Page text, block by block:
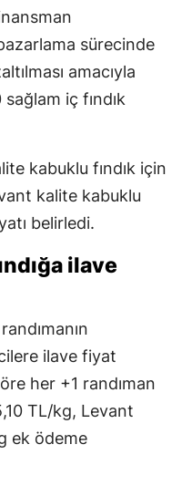
sürecinde
amacıyla
iç fındık
kabuklu fındık için
kalite kabuklu
belirledi.
ilave
ilave fiyat
her +1 randıman
TL/kg, Levant
ek ödeme